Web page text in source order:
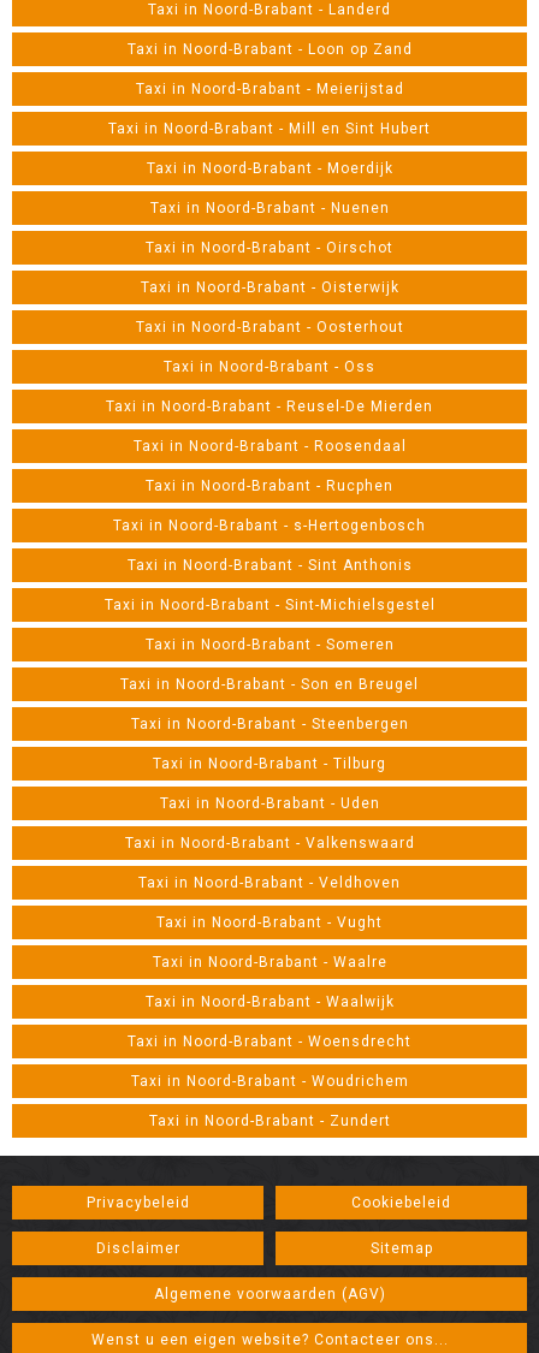
Taxi in Noord-Brabant - Landerd
Taxi in Noord-Brabant - Loon op Zand
Taxi in Noord-Brabant - Meierijstad
Taxi in Noord-Brabant - Mill en Sint Hubert
Taxi in Noord-Brabant - Moerdijk
Taxi in Noord-Brabant - Nuenen
Taxi in Noord-Brabant - Oirschot
Taxi in Noord-Brabant - Oisterwijk
Taxi in Noord-Brabant - Oosterhout
Taxi in Noord-Brabant - Oss
Taxi in Noord-Brabant - Reusel-De Mierden
Taxi in Noord-Brabant - Roosendaal
Taxi in Noord-Brabant - Rucphen
Taxi in Noord-Brabant - s-Hertogenbosch
Taxi in Noord-Brabant - Sint Anthonis
Taxi in Noord-Brabant - Sint-Michielsgestel
Taxi in Noord-Brabant - Someren
Taxi in Noord-Brabant - Son en Breugel
Taxi in Noord-Brabant - Steenbergen
Taxi in Noord-Brabant - Tilburg
Taxi in Noord-Brabant - Uden
Taxi in Noord-Brabant - Valkenswaard
Taxi in Noord-Brabant - Veldhoven
Taxi in Noord-Brabant - Vught
Taxi in Noord-Brabant - Waalre
Taxi in Noord-Brabant - Waalwijk
Taxi in Noord-Brabant - Woensdrecht
Taxi in Noord-Brabant - Woudrichem
Taxi in Noord-Brabant - Zundert
Privacybeleid Cookiebeleid
Disclaimer Sitemap
Algemene voorwaarden (AGV)
Wenst u een eigen website? Contacteer ons...